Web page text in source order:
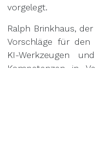
vorgelegt.
Ralph Brinkhaus,
Vorschläge für den
KI-Werkzeugen
Kompetenzen in